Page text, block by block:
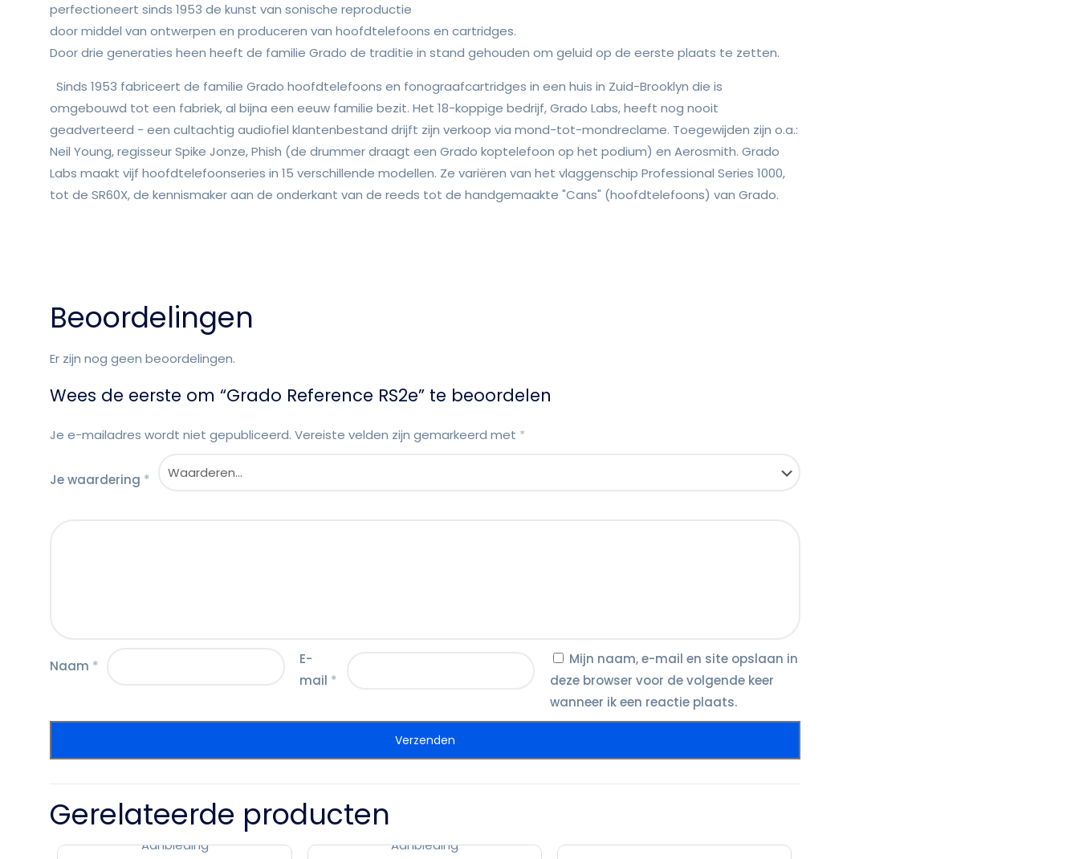
perfectioneert sinds 1953 de kunst van sonische reproductie
door middel van ontwerpen en produceren van hoofdtelefoons en cartridges.
Door drie generaties heen heeft de familie Grado de traditie in stand gehouden om geluid op de eerste plaats te zetten.
Sinds 1953 fabriceert de familie Grado hoofdtelefoons en fonograafcartridges in een huis in Zuid-Brooklyn die is
omgebouwd tot een fabriek, al bijna een eeuw familie bezit. Het 18-koppige bedrijf, Grado Labs, heeft nog nooit
geadverteerd - een cultachtig audiofiel klantenbestand drijft zijn verkoop via mond-tot-mondreclame. Toegewijden zijn o.a.:
Neil Young, regisseur Spike Jonze, Phish (de drummer draagt een Grado koptelefoon op het podium) en Aerosmith. Grado
Labs maakt vijf hoofdtelefoonseries in 15 verschillende modellen. Ze variëren van het vlaggenschip Professional Series 1000,
tot de SR60X, de kennismaker aan de onderkant van de reeds tot de handgemaakte "Cans" (hoofdtelefoons) van Grado.
Beoordelingen
Er zijn nog geen beoordelingen.
Wees de eerste om “Grado Reference RS2e” te beoordelen
Je e-mailadres wordt niet gepubliceerd. Vereiste velden zijn gemarkeerd met *
Je waardering *
Naam *
E-
mail *
Mijn naam, e-mail en site opslaan in
deze browser voor de volgende keer
wanneer ik een reactie plaats.
Gerelateerde producten
Aanbieding Aanbieding